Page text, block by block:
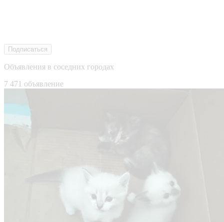
Подписаться
Объявления в соседних городах
7 471 объявление